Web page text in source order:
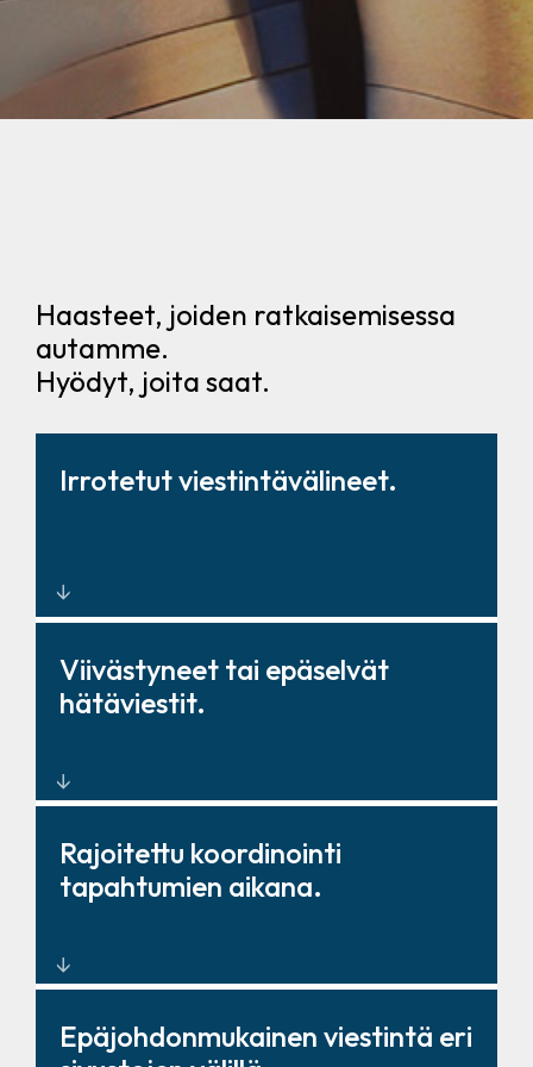
Haasteet, joiden ratkaisemisessa
autamme.
Hyödyt, joita saat.
Irrotetut viestintävälineet.
Yhtenäiset viestintäalustat
keskitetyllä ohjauksella
Viivästyneet tai epäselvät
hätäviestit.
Reaaliaikaiset joukkoilmoitus- ja
hakujärjestelmät.
Rajoitettu koordinointi
tapahtumien aikana.
Integroidut ääni-, video- ja
Epäjohdonmukainen viestintä eri